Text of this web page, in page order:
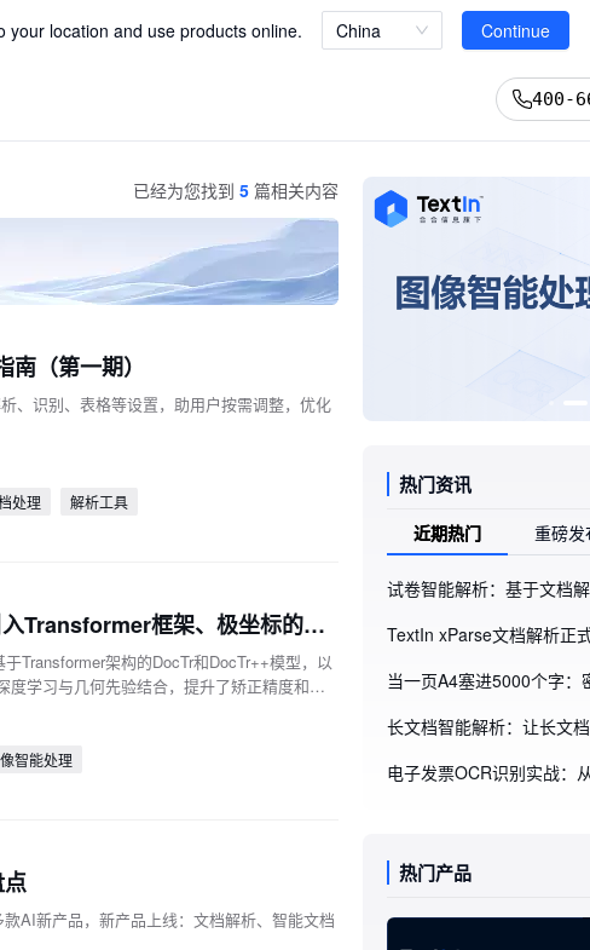
location and use products online. China Continue
、表格、公式等内容 立即查看
400-
已经为您找到 5 篇相关内容
（第一期）
、识别、表格等设置，助用户按需调整，优化
处理 解析工具
文档图像矫正任务的前沿进展：引入Transformer框架、极坐标的思路
Transformer架构的DocTr和DocTr++模型，以
度学习与几何先验结合，提升了矫正精度和鲁
供了有力支持。
智能处理
AI新产品，新产品上线：文档解析、智能文档
热门资讯
近期热门 重磅发
热门产品